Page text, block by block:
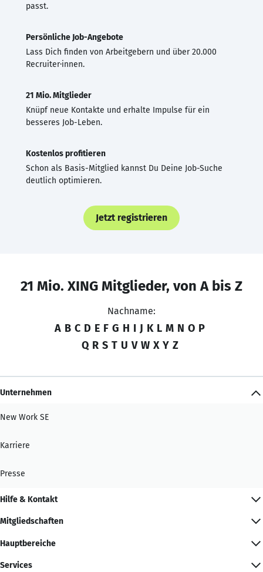
passt.
Persönliche Job-Angebote
Lass Dich finden von Arbeitgebern und über 20.000
Recruiter·innen.
21 Mio. Mitglieder
Knüpf neue Kontakte und erhalte Impulse für ein
besseres Job-Leben.
Kostenlos profitieren
Schon als Basis-Mitglied kannst Du Deine Job-Suche
deutlich optimieren.
Jetzt registrieren
21 Mio. XING Mitglieder, von A bis Z
Nachname:
A B C D E F G H I J K L M N O P
Q R S T U V W X Y Z
Unternehmen
New Work SE
Karriere
Presse
Hilfe & Kontakt
Mitgliedschaften
Hauptbereiche
Services